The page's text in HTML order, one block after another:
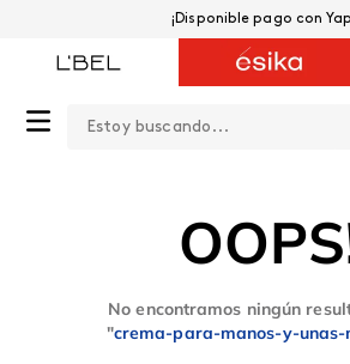
¡Disponible pago con
No encontramos ningún
"crema-para-manos-y-